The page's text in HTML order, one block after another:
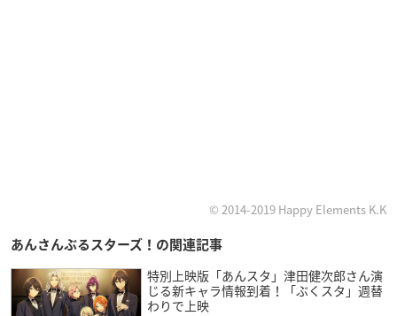
© 2014-2019 Happy Elements K.K
あんさんぶるスターズ！の関連記事
特別上映版「あんスタ」津田健次郎さん演
じる新キャラ情報到着！「ぶくスタ」週替
わりで上映